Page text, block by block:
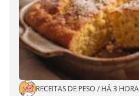
RECEITAS DE PESO / HÁ 3